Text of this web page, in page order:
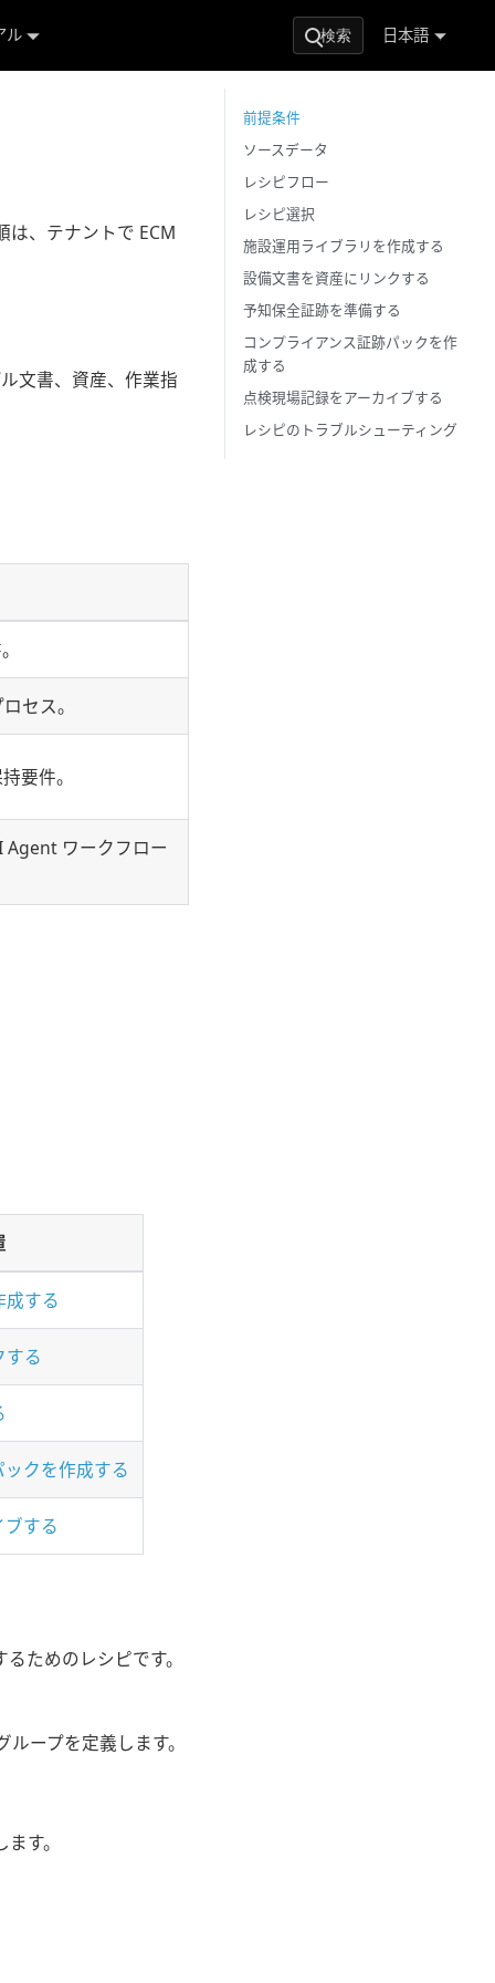
ル 検索 日本語
は、テナントで ECM
文書、資産、作業指
セス。
要件。
Agent ワークフロー
する
する
クを作成する
する
ためのレシピです。
ープを定義します。
す。
前提条件
ソースデータ
レシピフロー
レシピ選択
施設運用ライブラリを作成する
設備文書を資産にリンクする
予知保全証跡を準備する
コンプライアンス証跡パックを作
成する
点検現場記録をアーカイブする
レシピのトラブルシューティング